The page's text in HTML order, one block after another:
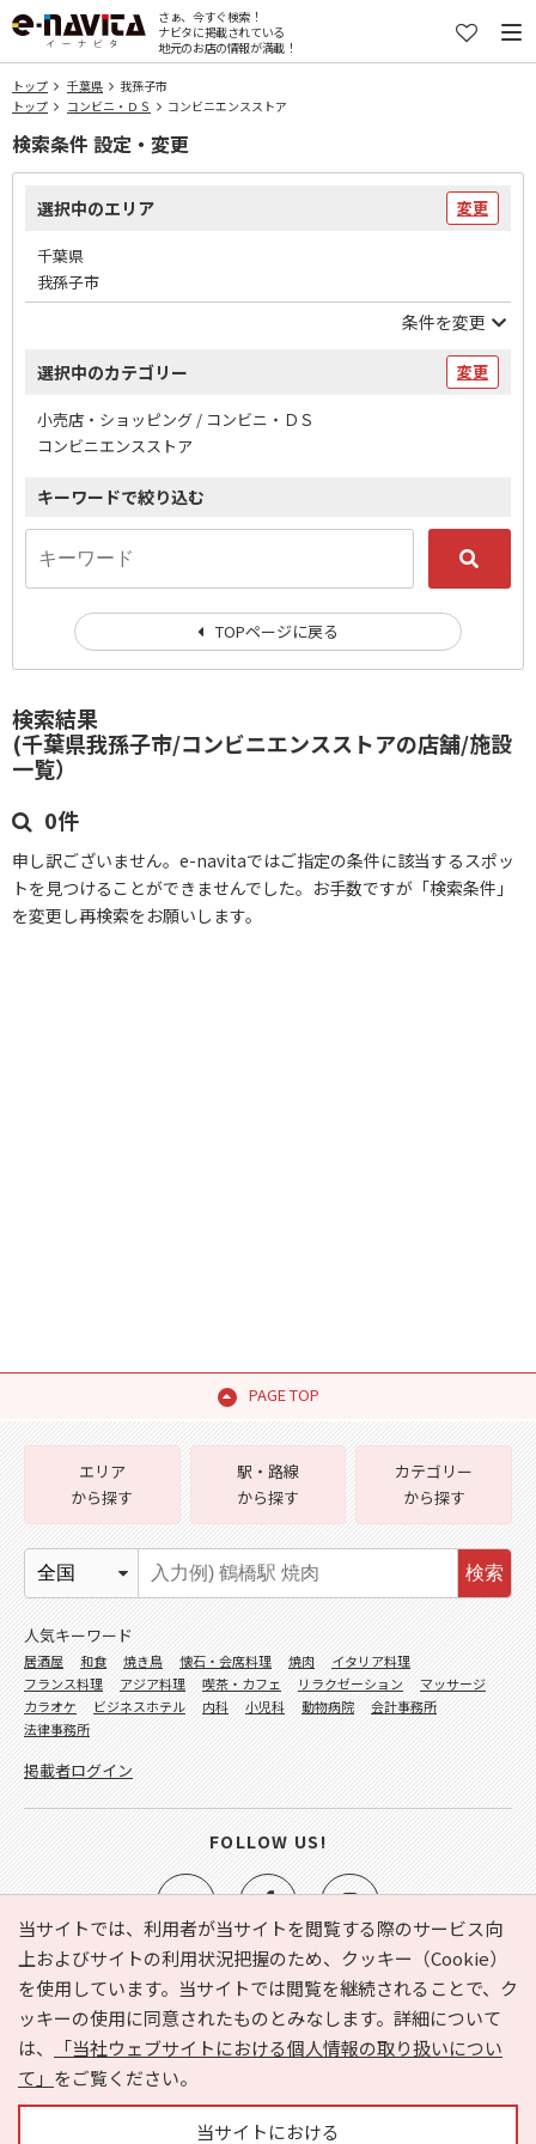
さぁ、今すぐ検索！
ナビタに掲載されている
地元のお店の情報が満載！
トップ 千葉県
我孫子市
トップ
コンビニ・ＤＳ コンビニエンスストア
検索結果
(千葉県我孫子市/コンビニエンスストアの店舗/施設
一覧）
0件
申し訳ございません。e-navitaではご指定の条件に該当するスポッ
トを見つけることができませんでした。お手数ですが「検索条件」
を変更し再検索をお願いします。
検索条件 設定・変更
選択中のエリア 変更
千葉県
我孫子市
条件を変更
選択中のカテゴリー 変更
小売店・ショッピング / コンビニ・ＤＳ
コンビニエンスストア
キーワードで絞り込む
TOPページに戻る
PAGE TOP
当サイトでは、利用者が当サイトを閲覧する際のサービス向
上およびサイトの利用状況把握のため、クッキー（Cookie）
を使用しています。当サイトでは閲覧を継続されることで、ク
ッキーの使用に同意されたものとみなします。詳細について
は、
「当社ウェブサイトにおける個人情報の取り扱いについ
て」 をご覧ください。
当サイトにおける
e-NAVITA（イーナビタ）とは？ お気に入り
ヘルプ
利用規約
個人情報の取り扱いについて
運営会社
サイトマップ
広告掲載に関するお問い合わせ
エリア
から探す
駅・路線
から探す
カテゴリー
から探す
検索
人気キーワード
居酒屋 和食 焼き鳥 懐石・会席料理 焼肉
イタリア料理
フランス料理
アジア料理 喫茶・カフェ リラクゼーション
マッサージ
カラオケ
ビジネスホテル 内科 小児科 動物病院
会計事務所
法律事務所
掲載者ログイン
FOLLOW US!